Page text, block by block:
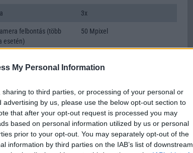
My Personal Information
to third parties, or processing of your personal or
by us, please use the below opt-out section to
that after your opt-out request is processed you may
based on personal information utilized by us or personal
prior to your opt-out. You may separately opt-out of the
information by third parties on the IAB’s list of downstream
3x
felbontás (több
esetén)
50 Mpixel
db dinamikus
12 GB
512 GB